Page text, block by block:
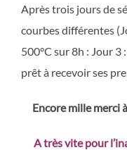
Après trois jours de
courbes différentes
500°C sur 8h : Jour 3
prêt à recevoir ses
Encore mille merci
A très vite pour